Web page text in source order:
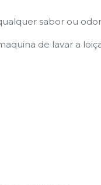
sabor ou odor
de lavar a